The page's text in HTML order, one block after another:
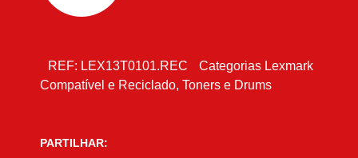
REF: LEX13T0101.REC Categorias Lexmark
Compatível e Reciclado, Toners e Drums
PARTILHAR: